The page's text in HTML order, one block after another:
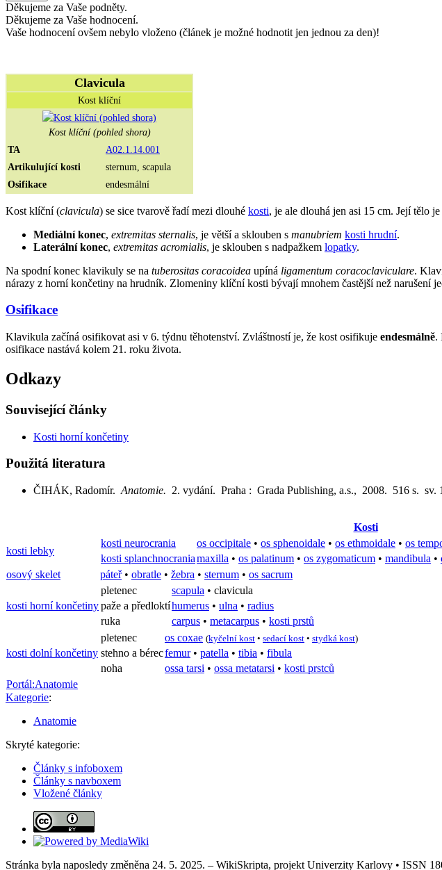
Děkujeme za Vaše podněty.
Děkujeme za Vaše hodnocení.
Vaše hodnocení ovšem nebylo vloženo (článek je možné hodnotit jen jednou za den)!
Clavicula
Kost klíční
Kost klíční (pohled shora)
TA
A02.1.14.001
Artikulující kosti
sternum, scapula
Osifikace
endesmální
Kost klíční (clavicula) se sice tvarově řadí mezi dlouhé kosti, je ale dlouhá jen asi 15 cm. Její tělo
Mediální konec, extremitas sternalis, je větší a sklouben s manubriem kosti hrudní.
Laterální konec, extremitas acromialis, je sklouben s nadpažkem lopatky.
Na spodní konec klavikuly se na tuberositas coracoidea upíná ligamentum coracoclaviculare.
nárazy z horní končetiny na hrudník. Zlomeniny klíční kosti bývají mnohem častější než narušení
Osifikace
Klavikula začíná osifikovat asi v 6. týdnu těhotenství. Zvláštností je, že kost osifikuje endesmálně.
osifikace nastává kolem 21. roku života.
Odkazy
Související články
Kosti horní končetiny
Použitá literatura
ČIHÁK, Radomír. Anatomie. 2. vydání. Praha : Grada Publishing, a.s., 2008. 516 s. sv.
Kosti
kosti lebky
kosti neurocrania os occipitale • os sphenoidale • os ethmoidale • os
kosti splanchnocraniamaxilla • os palatinum • os zygomaticum • mandibula •
osový skelet
páteř• obratle • žebra • sternum • os sacrum
kosti horní končetiny
pletenec scapula • clavicula
paže a předloktíhumerus • ulna • radius
ruka
carpus • metacarpus • kosti prstů
kosti dolní končetiny
pletenec os coxae (kyčelní kost • sedací kost • stydká kost)
stehno a bérecfemur• patella • tibia • fibula
noha
ossa tarsi • ossa metatarsi • kosti prstců
Portál:Anatomie
Kategorie:
Anatomie
Skryté kategorie:
Články s infoboxem
Články s navboxem
Vložené články
Stránka byla naposledy změněna 24. 5. 2025. – WikiSkripta, projekt Univerzity Karlovy • ISSN